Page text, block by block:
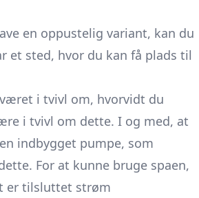
en oppustelig variant, kan du
et sted, hvor du kan få plads til
i tvivl om, hvorvidt du
i tvivl om dette. I og med, at
indbygget pumpe, som
For at kunne bruge spaen,
er tilsluttet strøm